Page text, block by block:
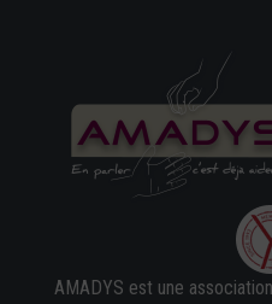
AMADYS est une